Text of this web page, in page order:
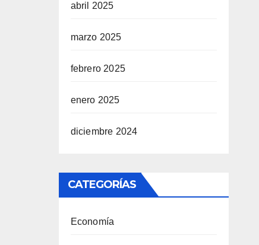
abril 2025
marzo 2025
febrero 2025
enero 2025
diciembre 2024
CATEGORÍAS
Economía